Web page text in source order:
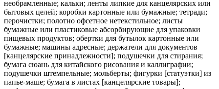
необрамленные; кальки; ленты липкие для канцелярских или
бытовых целей; коробки картонные или бумажные; тетради;
перочистки; полотно офсетное нетекстильное; листы
бумажные или пластиковые абсорбирующие для упаковки
пищевых продуктов; обертки для бутылок картонные или
бумажные; машины адресные; держатели для документов
[канцелярские принадлежности]; подушечки для стирания;
бумага сюань для китайского рисования и каллиграфии;
подушечки штемпельные; мольберты; фигурки [статуэтки] из
папье-маше; бумага в листах [канцелярские товары];